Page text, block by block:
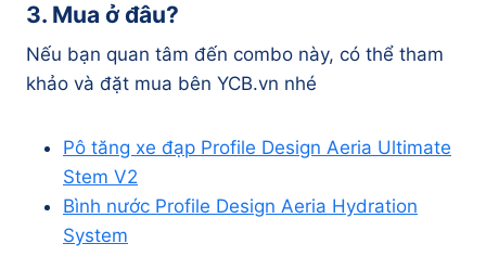
3. Mua ở đâu?
Nếu bạn quan tâm đến combo này, có thể tham
khảo và đặt mua bên YCB.vn nhé
Pô tăng xe đạp Profile Design Aeria Ultimate
Stem V2
Bình nước Profile Design Aeria Hydration
System